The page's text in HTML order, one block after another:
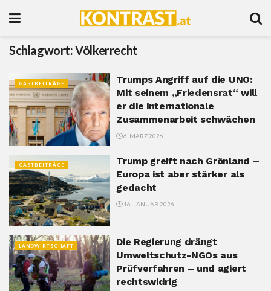
Schlagwort:Völkerrecht
GASTBEITRÄGE
Trumps Angriff auf die UNO:
Mit seinem „Friedensrat“ will
er die internationale
Zusammenarbeit schwächen
6. MÄRZ 2026
GASTBEITRÄGE
Trump greift nach Grönland –
Europa ist aber stärker als
gedacht
16. JANUAR 2026
LANDWIRTSCHAFT
Die Regierung drängt
Umweltschutz-NGOs aus
Prüfverfahren – und agiert
rechtswidrig